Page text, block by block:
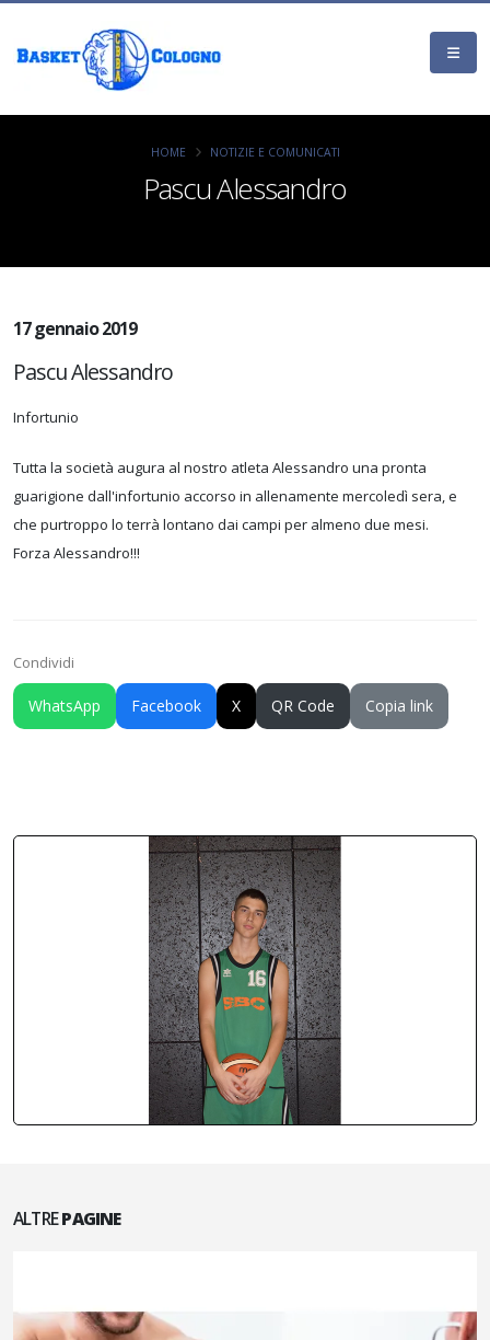
Pascu Alessandro
HOME NOTIZIE E COMUNICATI
17 gennaio 2019
Pascu Alessandro
Infortunio
Tutta la società augura al nostro atleta Alessandro una pronta
guarigione dall'infortunio accorso in allenamente mercoledì sera, e
che purtroppo lo terrà lontano dai campi per almeno due mesi.
Forza Alessandro!!!
Condividi
WhatsApp Facebook X QR Code Copia link
ALTREPAGINE